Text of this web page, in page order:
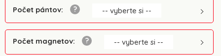
Počet pántov: -- vyberte si --
Počet magnetov: -- vyberte si --